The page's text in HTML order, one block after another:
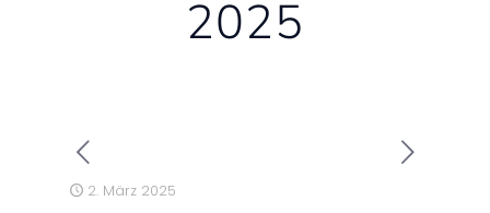
2025
2. März 2025